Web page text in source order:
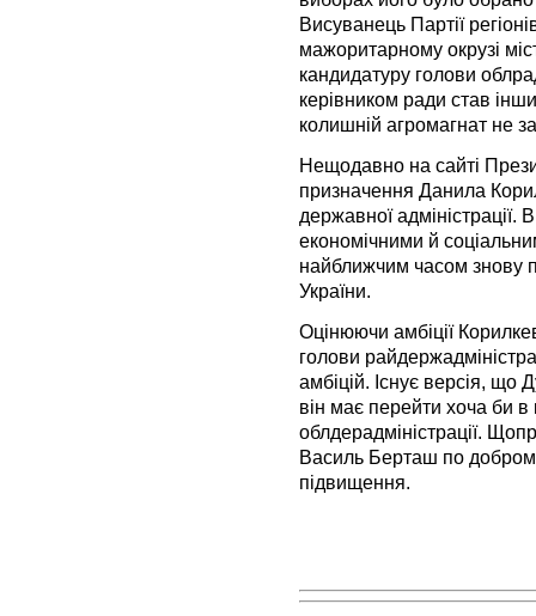
Висуванець Партії
мажоритарному окрузі
кандидатуру голови
керівником ради став
колишній агромагнат не
Нещодавно на сайті
призначення Данила
державної
економічними й
найближчим часом знову
України.
Оцінюючи амбіції
голови
амбіцій. Існує версія,
він має перейти хоча би в
облдерадміністрації.
Василь Берташ по
підвищення.